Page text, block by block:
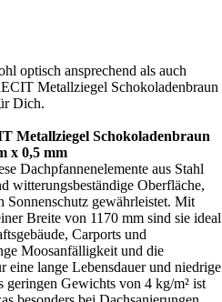
optisch ansprechend als auch
Metallziegel Schokoladenbraun
Dich.
Metallziegel Schokoladenbraun
x 0,5 mm
Dachpfannenelemente aus Stahl
witterungsbeständige Oberfläche,
Sonnenschutz gewährleistet. Mit
Breite von 1170 mm sind sie ideal
Carports und
Moosanfälligkeit und die
eine lange Lebensdauer und niedrige
geringen Gewichts von 4 kg/m² ist